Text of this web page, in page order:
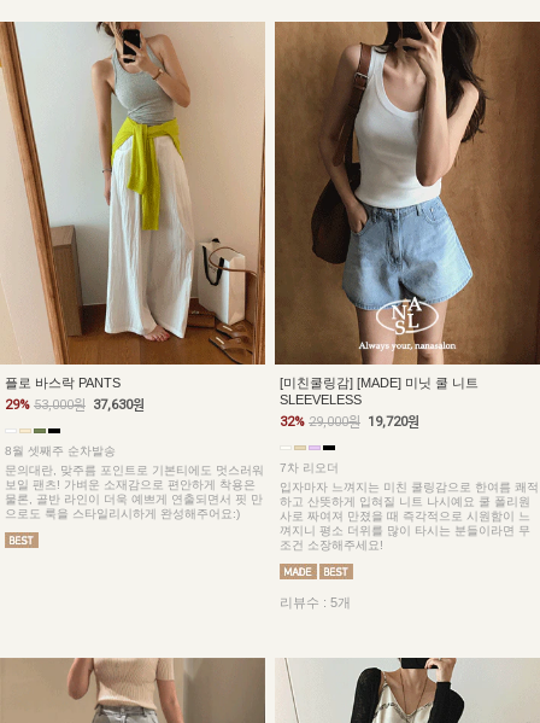
플로 바스락 PANTS
29% 53,000원 37,630원
8월 셋째주 순차발송
문의대란, 맞주름 포인트로 기본티에도 멋스러워
보일 팬츠! 가벼운 소재감으로 편안하게 착용은
물론, 골반 라인이 더욱 예쁘게 연출되면서 핏 만
으로도 룩을 스타일리시하게 완성해주어요:)
[미친쿨링감] [MADE] 미닛 쿨 니트
SLEEVELESS
32% 29,000원 19,720원
7차 리오더
입자마자 느껴지는 미친 쿨링감으로 한여름 쾌적
하고 산뜻하게 입혀질 니트 나시예요 쿨 폴리원
사로 짜여져 만졌을 때 즉각적으로 시원함이 느
껴지니 평소 더위를 많이 타시는 분들이라면 무
조건 소장해주세요!
리뷰수 : 5개